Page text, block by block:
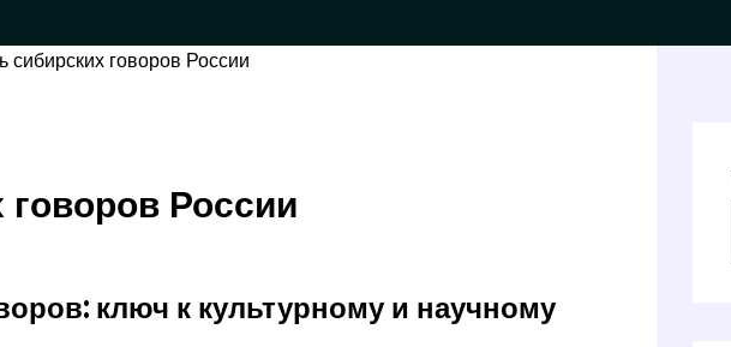
сибирских говоров России
России
ключ к культурному и научному